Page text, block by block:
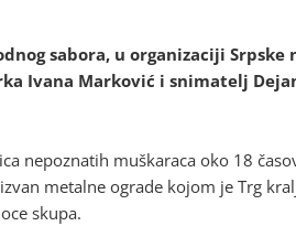
sabora, u organizaciji
Ivana Marković i snimatelj
nepoznatih muškaraca oko 18
metalne ograde kojom je Trg
skupa.